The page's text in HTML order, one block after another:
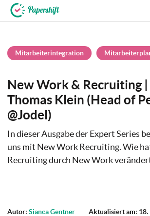
Mitarbeiterintegration
New Work & Recruiting |
Thomas Klein (Head of
@Jodel)
In dieser Ausgabe der Expert Series
uns mit New Work Recruiting. Wie
Recruiting durch New Work
Autor: Sianca Gentner
Aktualisiert am: 18.